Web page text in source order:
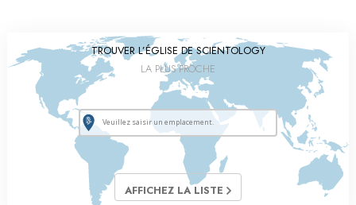
TROUVER L’ÉGLISE DE SCIENTOLOGY
LA PLUS PROCHE
AFFICHEZ LA LISTE